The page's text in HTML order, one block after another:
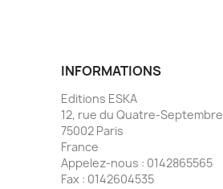
INFORMATIONS
Editions ESKA
12, rue du Quatre-Septembre
75002 Paris
France
Appelez-nous : 0142865565
Fax : 0142604535